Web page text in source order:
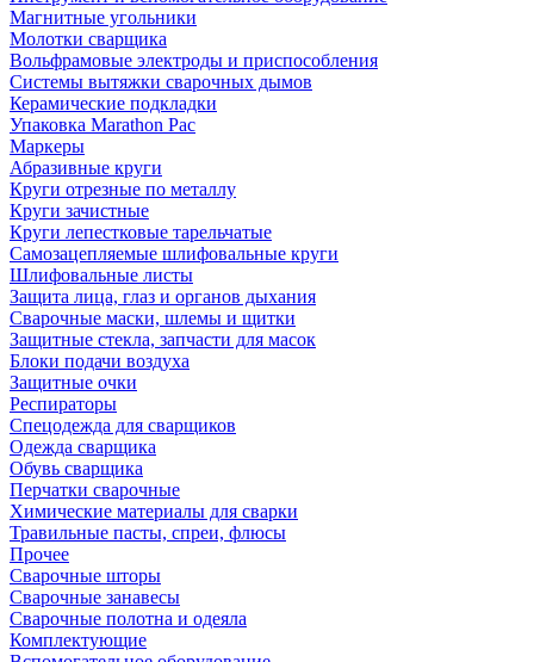
Магнитные угольники
Молотки сварщика
Вольфрамовые электроды и приспособления
Системы вытяжки сварочных дымов
Керамические подкладки
Упаковка Marathon Pac
Маркеры
Абразивные круги
Круги отрезные по металлу
Круги зачистные
Круги лепестковые тарельчатые
Самозацепляемые шлифовальные круги
Шлифовальные листы
Защита лица, глаз и органов дыхания
Сварочные маски, шлемы и щитки
Защитные стекла, запчасти для масок
Блоки подачи воздуха
Защитные очки
Респираторы
Спецодежда для сварщиков
Одежда сварщика
Обувь сварщика
Перчатки сварочные
Химические материалы для сварки
Травильные пасты, спреи, флюсы
Прочее
Сварочные шторы
Сварочные занавесы
Сварочные полотна и одеяла
Комплектующие